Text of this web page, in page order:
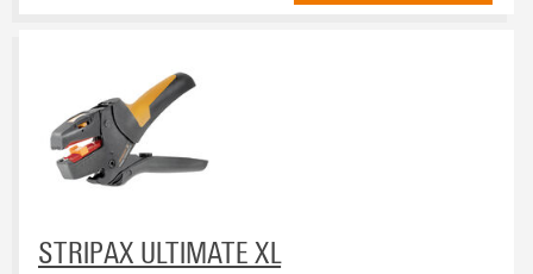
STRIPAX ULTIMATE XL